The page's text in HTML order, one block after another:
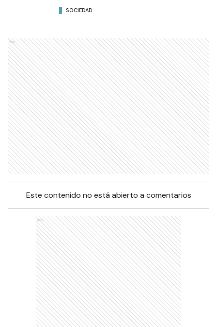
SOCIEDAD
Ads
Este contenido no está abierto a comentarios
Ads